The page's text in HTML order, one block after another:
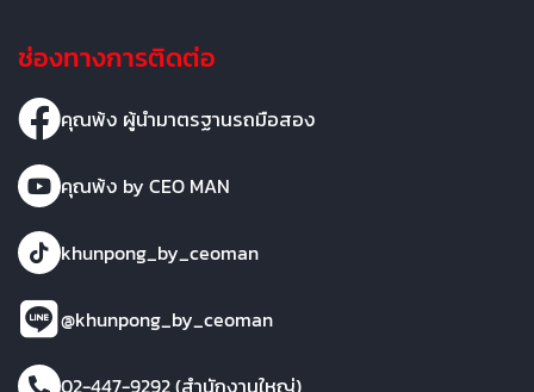
ช่องทางการติดต่อ
คุณพ้ง ผู้นำมาตรฐานรถมือสอง
คุณพ้ง by CEO MAN
khunpong_by_ceoman
@khunpong_by_ceoman